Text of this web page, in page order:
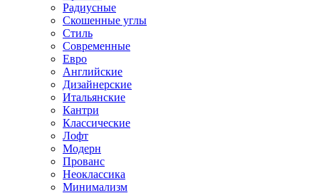
Радиусные
Скошенные углы
Стиль
Современные
Евро
Английские
Дизайнерские
Итальянские
Кантри
Классические
Лофт
Модерн
Прованс
Неоклассика
Минимализм